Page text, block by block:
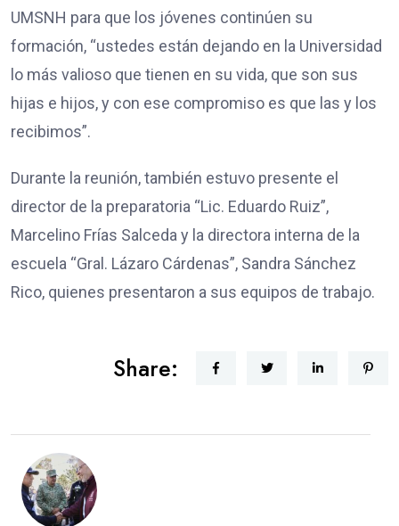
UMSNH para que los jóvenes continúen su
formación, “ustedes están dejando en la Universidad
lo más valioso que tienen en su vida, que son sus
hijas e hijos, y con ese compromiso es que las y los
recibimos”.
Durante la reunión, también estuvo presente el
director de la preparatoria “Lic. Eduardo Ruiz”,
Marcelino Frías Salceda y la directora interna de la
escuela “Gral. Lázaro Cárdenas”, Sandra Sánchez
Rico, quienes presentaron a sus equipos de trabajo.
Share: